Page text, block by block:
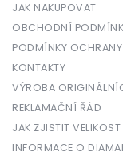
JAK NAKUPOVAT
OBCHODNÍ
PODMÍNKY
KONTAKTY
VÝROBA
REKLAMAČNÍ ŘÁD
JAK ZJISTIT VELIKOST
INFORMACE O